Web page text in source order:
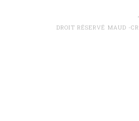
DROIT RÉSERVÉ MAUD -